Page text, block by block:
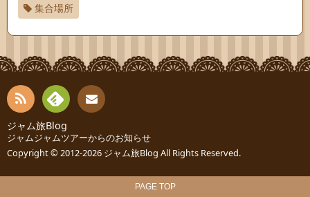
集合場所
RSS
Fee
dly
先
ジャム旅Blog
ジャムジャムツアーからのお知らせ
Copyright © 2012-2026 ジャム旅Blog All Rights Reserved.
PAGE TOP